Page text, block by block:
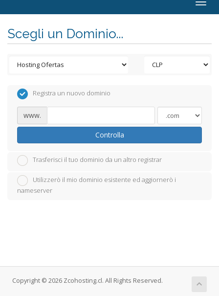
Scegli un Dominio...
Registra un nuovo dominio
www.
Controlla
Trasferisci il tuo dominio da un altro registrar
Utilizzerò il mio dominio esistente ed aggiornerò i
nameserver
Copyright © 2026 Zcohosting.cl. All Rights Reserved.